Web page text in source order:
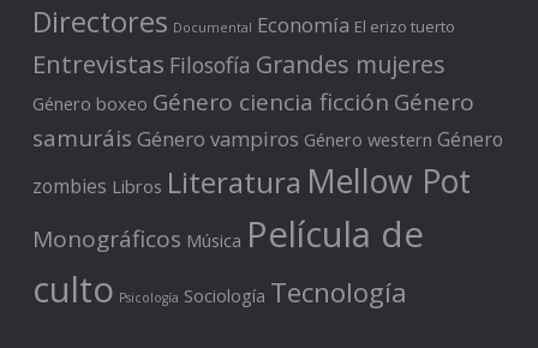
Directores Documental Economía El erizo tuerto
Entrevistas Filosofía Grandes mujeres
Género boxeo Género ciencia ficción Género
samuráis Género vampiros Género western Género
zombies Libros Literatura Mellow Pot
Monográficos Música Película de
culto Psicología Sociología Tecnología